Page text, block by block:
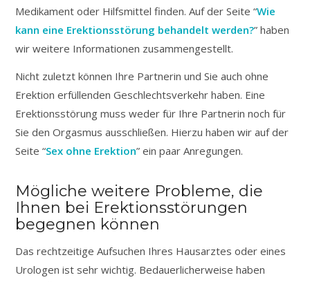
Medikament oder Hilfsmittel finden. Auf der Seite “Wie
kann eine Erektionsstörung behandelt werden?” haben
wir weitere Informationen zusammengestellt.
Nicht zuletzt können Ihre Partnerin und Sie auch ohne
Erektion erfüllenden Geschlechtsverkehr haben. Eine
Erektionsstörung muss weder für Ihre Partnerin noch für
Sie den Orgasmus ausschließen. Hierzu haben wir auf der
Seite “Sex ohne Erektion” ein paar Anregungen.
Mögliche weitere Probleme, die
Ihnen bei Erektionsstörungen
begegnen können
Das rechtzeitige Aufsuchen Ihres Hausarztes oder eines
Urologen ist sehr wichtig. Bedauerlicherweise haben